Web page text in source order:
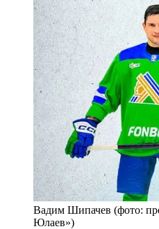
Вадим Шипачев (фото:
Юлаев»)